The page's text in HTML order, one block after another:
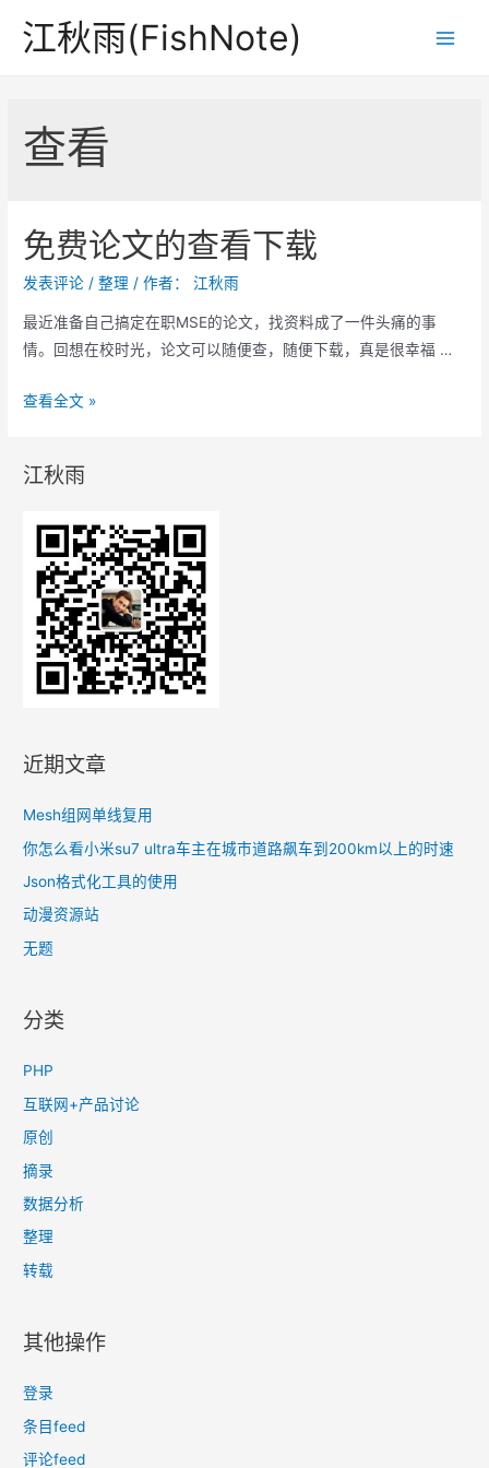
江秋雨(FishNote)
查看
免费论文的查看下载
发表评论 /整理 / 作者： 江秋雨
最近准备自己搞定在职MSE的论文，找资料成了一件头痛的事
情。回想在校时光，论文可以随便查，随便下载，真是很幸福 …
免
文
载
查看全文 »
江秋雨
近期文章
Mesh组网单线复用
你怎么看小米su7 ultra车主在城市道路飙车到200km以上的时速
Json格式化工具的使用
动漫资源站
无题
分类
PHP
互联网+产品讨论
原创
摘录
数据分析
整理
转载
其他操作
登录
条目feed
评论feed